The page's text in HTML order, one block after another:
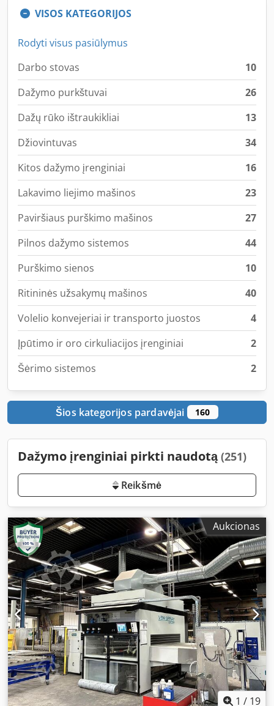
VISOS KATEGORIJOS
Rodyti visus pasiūlymus
Darbo stovas
10
Dažymo purkštuvai
26
Dažų rūko ištraukikliai
13
Džiovintuvas
34
Kitos dažymo įrenginiai
16
Lakavimo liejimo mašinos
23
Paviršiaus purškimo mašinos
27
Pilnos dažymo sistemos
44
Purškimo sienos
10
Ritininės užsakymų mašinos
40
Volelio konvejeriai ir transporto juostos
4
Įpūtimo ir oro cirkuliacijos įrenginiai
2
Šėrimo sistemos
2
Šios kategorijos pardavėjai 160
Dažymo įrenginiai pirkti naudotą(251)
Reikšmė
Aukcionas
1 / 19